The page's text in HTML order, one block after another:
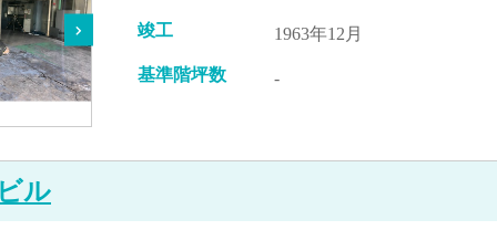
竣工 1963年12月
基準階坪数 -
ル